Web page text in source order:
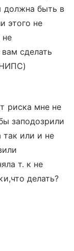
должна быть в
этого не
не
сделать
риска мне не
заподозрили
так или и не
т. к не
делать?